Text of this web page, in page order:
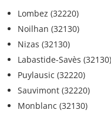
Lombez (32220)
Noilhan (32130)
Nizas (32130)
Labastide-Savès (32130)
Puylausic (32220)
Sauvimont (32220)
Monblanc (32130)